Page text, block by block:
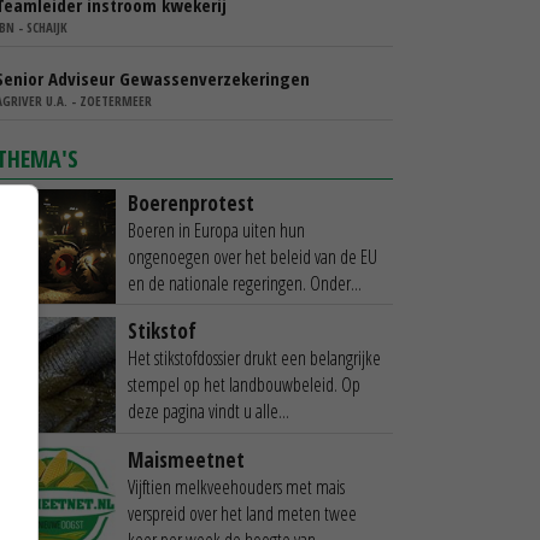
instroom kwekerij
- SCHAIJK
Adviseur Gewassenverzekeringen
U.A. - ZOETERMEER
Boerenprotest
Boeren in Europa uiten hun
ongenoegen over het beleid van de EU
en de nationale regeringen. Onder...
Stikstof
Het stikstofdossier drukt een belangrijke
stempel op het landbouwbeleid. Op
deze pagina vindt u alle...
Maismeetnet
Vijftien melkveehouders met mais
verspreid over het land meten twee